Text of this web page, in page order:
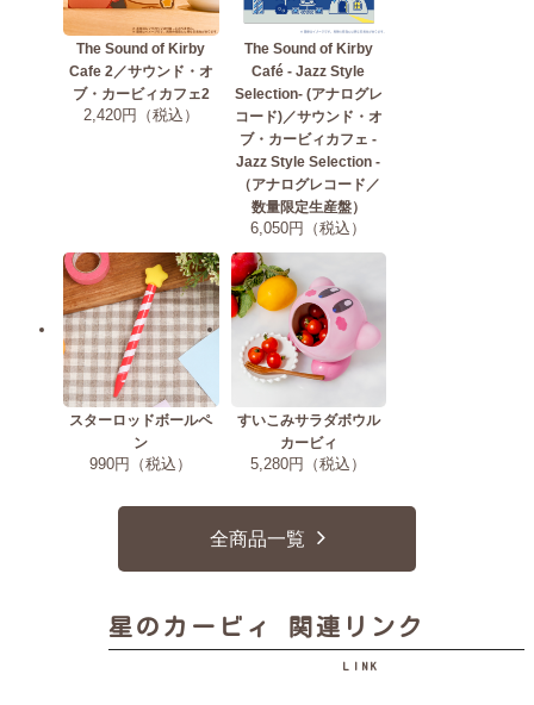
The Sound of Kirby
Cafe 2／サウンド・オ
ブ・カービィカフェ2
2,420円（税込）
The Sound of Kirby
Café - Jazz Style
Selection- (アナログレ
コード)／サウンド・オ
ブ・カービィカフェ -
Jazz Style Selection -
（アナログレコード／
数量限定生産盤）
6,050円（税込）
スターロッドボールペ
ン
990円（税込）
すいこみサラダボウル
カービィ
5,280円（税込）
全商品一覧
星のカービィ 関連リンク
LINK